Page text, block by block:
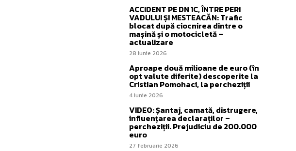
ACCIDENT PE DN 1C, ÎNTRE PERI
VADULUI ȘI MESTEACĂN: Trafic
blocat după ciocnirea dintre o
mașină și o motocicletă –
actualizare
28 iunie 2026
Aproape două milioane de euro (în
opt valute diferite) descoperite la
Cristian Pomohaci, la percheziții
4 iunie 2026
VIDEO: Șantaj, camată, distrugere,
influențarea declaraților –
percheziții. Prejudiciu de 200.000
euro
27 februarie 2026